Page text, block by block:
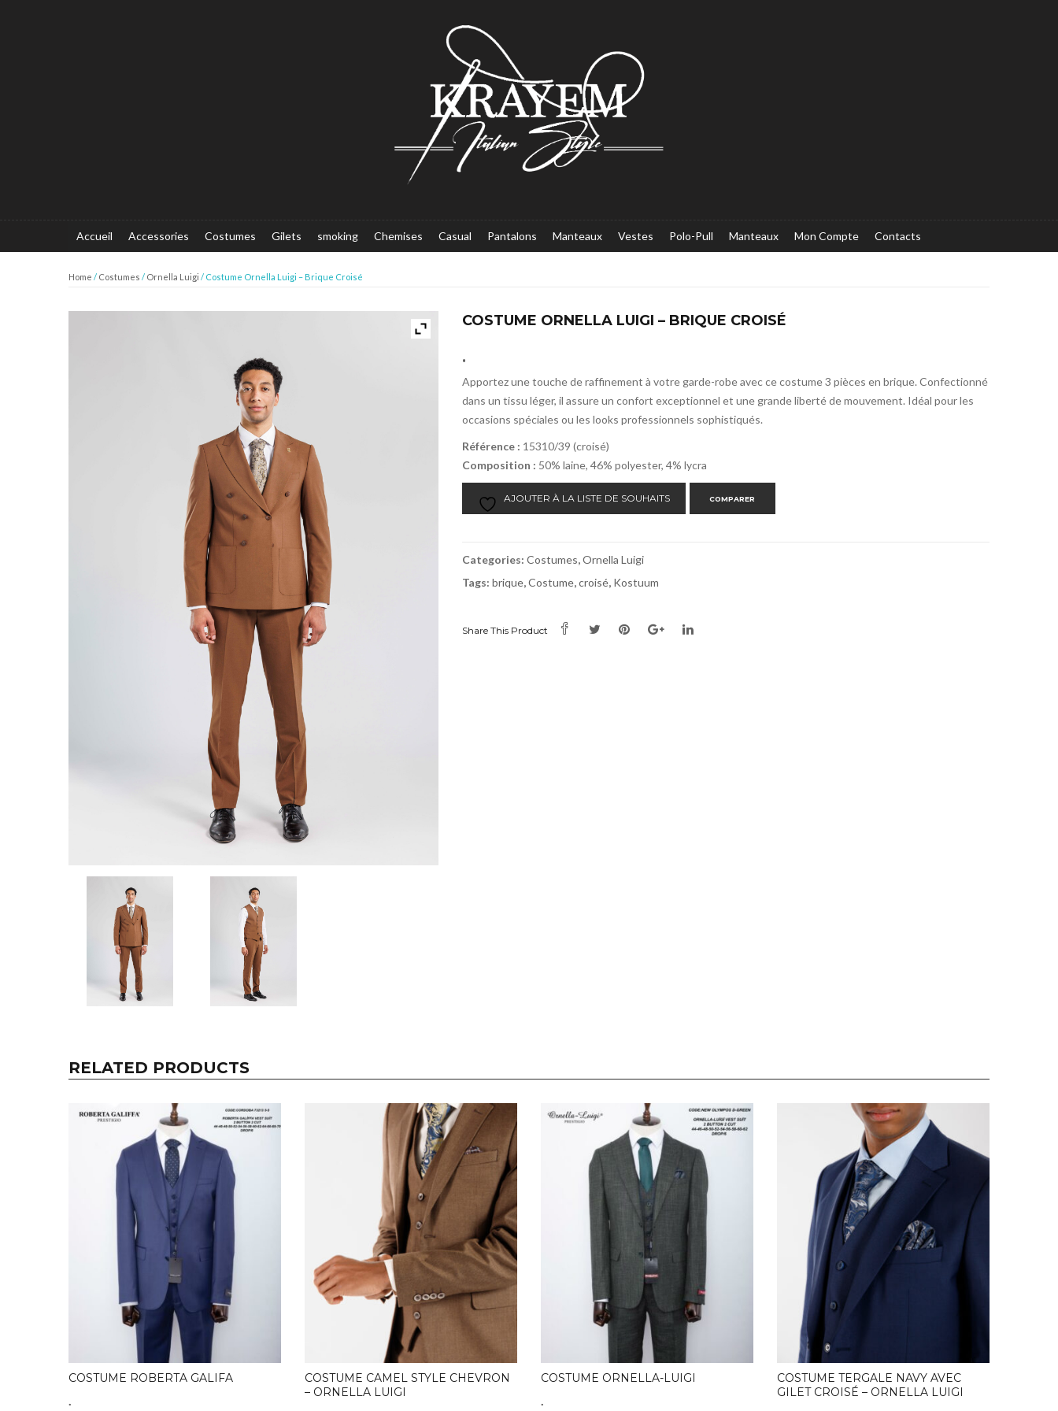
Accueil Accessories Costumes Gilets smoking Chemises Casual Pantalons Manteaux Vestes Polo-Pull Manteaux Mon Compte Contacts
Home / Costumes / Ornella Luigi / Costume Ornella Luigi – Brique Croisé
COSTUME ORNELLA LUIGI – BRIQUE CROISÉ
.
Apportez une touche de raffinement à votre garde-robe avec ce costume 3 pièces en brique. Confectionné
dans un tissu léger, il assure un confort exceptionnel et une grande liberté de mouvement. Idéal pour les
occasions spéciales ou les looks professionnels sophistiqués.
Référence : 15310/39 (croisé)
Composition : 50% laine, 46% polyester, 4% lycra
AJOUTER À LA LISTE DE SOUHAITS COMPARER
Categories: Costumes,Ornella Luigi
Tags: brique,Costume,croisé, Kostuum
Share This Product
RELATED PRODUCTS
COSTUME ROBERTA GALIFA
.
COSTUME CAMEL STYLE CHEVRON
– ORNELLA LUIGI
COSTUME ORNELLA-LUIGI
.
COSTUME TERGALE NAVY AVEC
GILET CROISÉ – ORNELLA LUIGI